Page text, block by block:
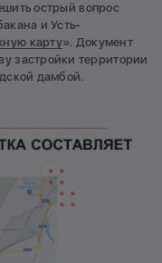
острый вопрос
и Усть-
карту». Документ
застройки территории
дамбой.